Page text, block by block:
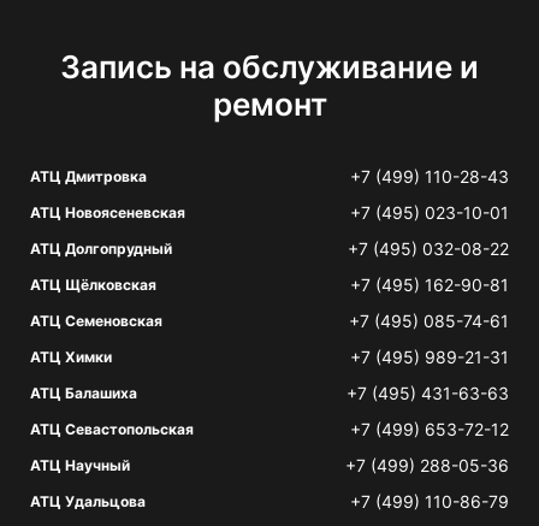
Запись на обслуживание и
ремонт
АТЦ Дмитровка +7 (499) 110-28-43
АТЦ Новоясеневская +7 (495) 023-10-01
АТЦ Долгопрудный +7 (495) 032-08-22
АТЦ Щёлковская +7 (495) 162-90-81
АТЦ Семеновская +7 (495) 085-74-61
АТЦ Химки +7 (495) 989-21-31
АТЦ Балашиха +7 (495) 431-63-63
АТЦ Севастопольская +7 (499) 653-72-12
АТЦ Научный +7 (499) 288-05-36
АТЦ Удальцова +7 (499) 110-86-79